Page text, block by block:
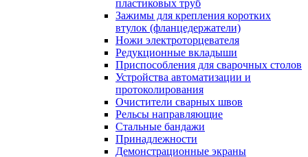
пластиковых труб
Зажимы для крепления коротких
втулок (фланцедержатели)
Ножи электроторцевателя
Редукционные вкладыши
Приспособления для сварочных столов
Устройства автоматизации и
протоколирования
Очистители сварных швов
Рельсы направляющие
Стальные бандажи
Принадлежности
Демонстрационные экраны